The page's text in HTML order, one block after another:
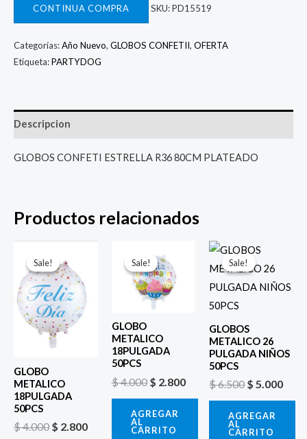
CONTINUA COMPRA SKU:PD15519
Categorías:Año Nuevo, GLOBOS CONFETII, OFERTA
Etiqueta:PARTYDOG
Descripcion
GLOBOS CONFETI ESTRELLA R36 80CM PLATEADO
Productos relacionados
Sale!
Sale!
GLOBO
METALICO
18PULGADA
50PCS
$4.000
precio
original
era:
$ 4.000.
$ 2.800
Sale!
Sale!
GLOBO
METALICO
18PULGADA
50PCS
$4.000
precio
original
era:
$ 4.000.
$ 2.800
actual
$ 2.800.
AGREGAR
AL
CARRITO
Sale!
Sale!
GLOBOS
METALICO 26
PULGADA NIÑOS
50PCS
$6.500
El
precio
original
era:
$ 5.000
es:
AGREGAR
AL
CARRITO